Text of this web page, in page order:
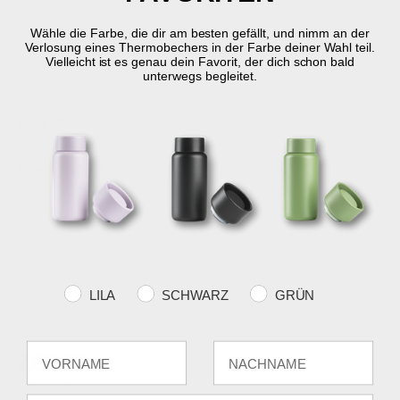
KOSTENLOSER
VERSAND
SCHNELLE
LIEFERUNG
2-5 Werktage
RÜCKGABERECHT
30 Tage Rückgabe
Wähle die Farbe, die dir am besten gefällt, und nimm an der
Verlosung eines Thermobechers in der Farbe deiner Wahl teil.
Vielleicht ist es genau dein Favorit, der dich schon bald
unterwegs begleitet.
Farvevalg
LILA SCHWARZ GRÜN